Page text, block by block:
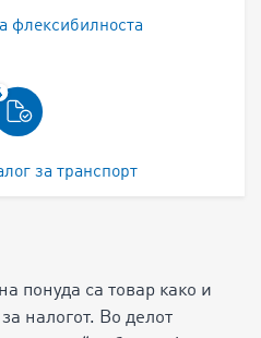
флексибилноста
за транспорт
понуда са товар како и
налогот. Во делот